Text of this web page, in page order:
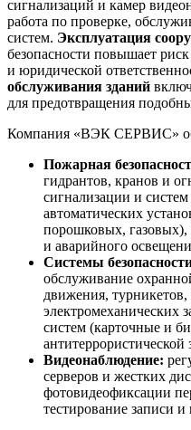
сигнализаций и камер
работа по проверке,
систем. Эксплуатация
безопасности повышает
и юридической
обслуживания зданий
для предотвращения
Компания «ВЭК СЕРВИС»
Пожарная
гидрантов, кранов и
сигнализации и
автоматических
порошковых, газовых),
и аварийного
Системы
обслуживание
движения,
электромеханических
систем (карточные и
Видеонаблюдение:
серверов и жестких
фотовидеофиксации
тестирование записи